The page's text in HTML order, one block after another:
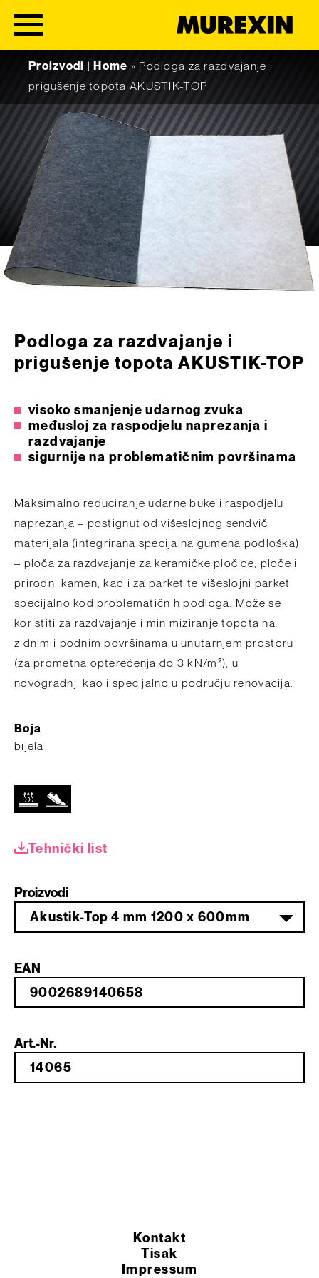
Proizvodi
Home » Podloga za razdvajanje i
prigušenje topota AKUSTIK-TOP
Podloga za razdvajanje i
prigušenje topota AKUSTIK-TOP
visoko smanjenje udarnog zvuka
međusloj za raspodjelu naprezanja i
razdvajanje
sigurnije na problematičnim površinama
Maksimalno reduciranje udarne buke i raspodjelu
naprezanja – postignut od višeslojnog sendvič
materijala (integrirana specijalna gumena podloška)
– ploča za razdvajanje za keramičke pločice, ploče i
prirodni kamen, kao i za parket te višeslojni parket
specijalno kod problematičnih podloga. Može se
koristiti za razdvajanje i minimiziranje topota na
zidnim i podnim površinama u unutarnjem prostoru
(za prometna opterećenja do 3 kN/m²), u
novogradnji kao i specijalno u području renovacija.
Boja
bijela
Tehnički list
Proizvodi
Akustik-Top 4 mm 1200 x 600mm
EAN
Art.-Nr.
Kontakt
Tisak
Impressum